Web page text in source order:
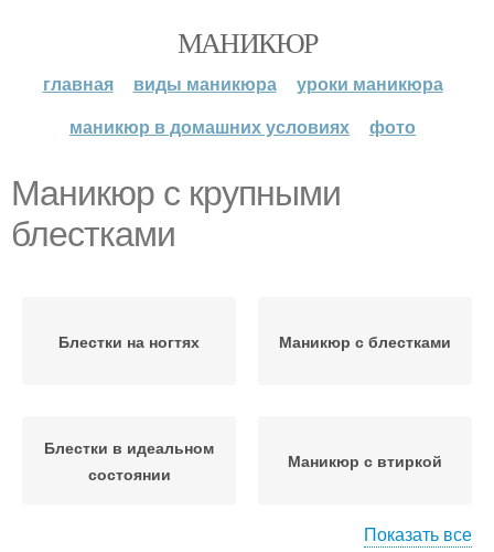
МАНИКЮР
главная виды маникюра
уроки маникюра
маникюр в домашних условиях
фото
Маникюр с крупными
блестками
Блестки на ногтях Маникюр с блестками
Блестки в идеальном
состоянии
Маникюр с втиркой
Показать все